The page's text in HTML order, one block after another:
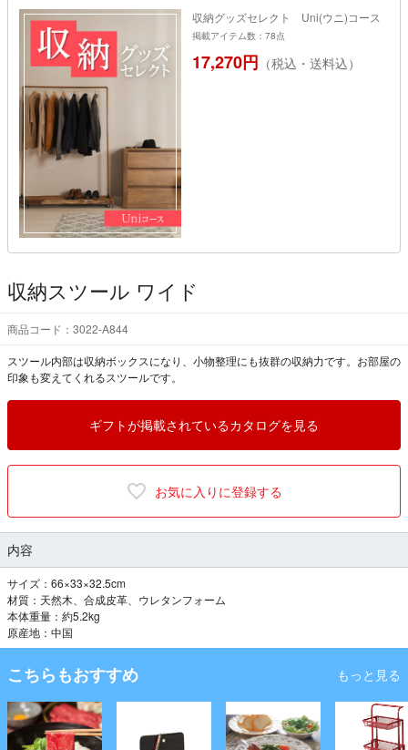
収納グッズセレクト Uni(ウニ)コース
掲載アイテム数：78点
17,270円 （税込・送料込）
収納スツール ワイド
商品コード：3022-A844
スツール内部は収納ボックスになり、小物整理にも抜群の収納力です。お部屋の
印象も変えてくれるスツールです。
ギフトが掲載されているカタログを見る
お気に入りに登録する
内容
サイズ：66×33×32.5cm
材質：天然木、合成皮革、ウレタンフォーム
本体重量：約5.2kg
原産地：中国
こちらもおすすめ もっと見る